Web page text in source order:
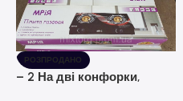
РОЗПРОДАНО
– 2 На дві конфорки,